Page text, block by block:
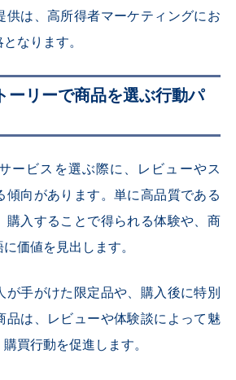
供は、高所得者マーケティングにお
なります。
ーリーで商品を選ぶ行動パ
ービスを選ぶ際に、レビューやス
傾向があります。単に高品質である
購入することで得られる体験や、商
価値を見出します。
が手がけた限定品や、購入後に特別
品は、レビューや体験談によって魅
買行動を促進します。